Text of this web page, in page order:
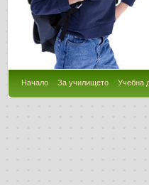
Начало За училището Учебна